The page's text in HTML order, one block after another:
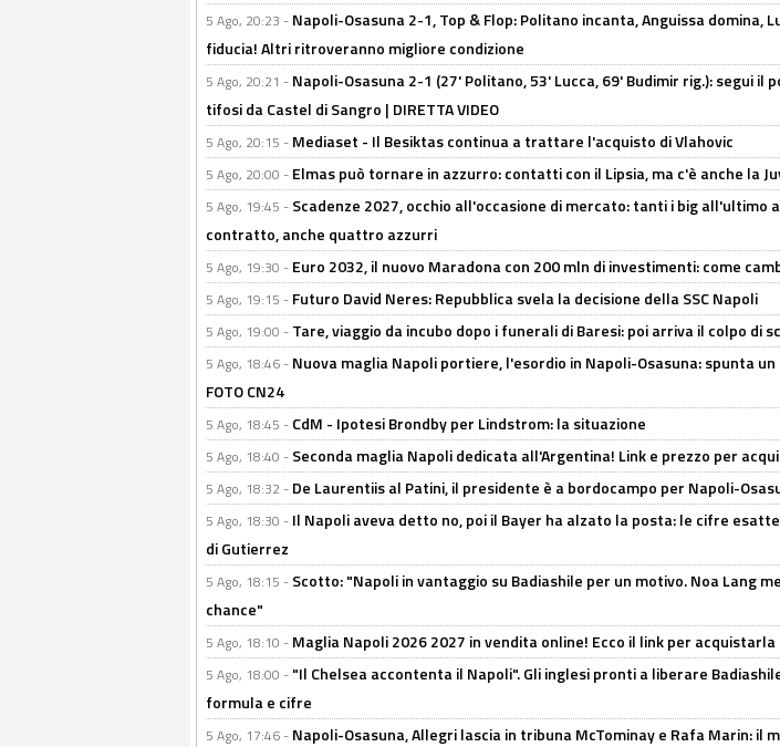
5 Ago, 20:23 - Napoli-Osasuna 2-1, Top & Flop: Politano incanta, Anguissa domina,
fiducia! Altri ritroveranno migliore condizione
5 Ago, 20:21 - Napoli-Osasuna 2-1 (27' Politano, 53' Lucca, 69' Budimir rig.): segui il
tifosi da Castel di Sangro | DIRETTA VIDEO
5 Ago, 20:15 - Mediaset - Il Besiktas continua a trattare l'acquisto di Vlahovic
5 Ago, 20:00 - Elmas può tornare in azzurro: contatti con il Lipsia, ma c'è anche la
5 Ago, 19:45 - Scadenze 2027, occhio all'occasione di mercato: tanti i big all'ultimo
contratto, anche quattro azzurri
5 Ago, 19:30 - Euro 2032, il nuovo Maradona con 200 mln di investimenti: come
5 Ago, 19:15 - Futuro David Neres: Repubblica svela la decisione della SSC Napoli
5 Ago, 19:00 - Tare, viaggio da incubo dopo i funerali di Baresi: poi arriva il colpo di
5 Ago, 18:46 - Nuova maglia Napoli portiere, l'esordio in Napoli-Osasuna: spunta
FOTO CN24
5 Ago, 18:45 - CdM - Ipotesi Brondby per Lindstrom: la situazione
5 Ago, 18:40 - Seconda maglia Napoli dedicata all'Argentina! Link e prezzo per
5 Ago, 18:32 - De Laurentiis al Patini, il presidente è a bordocampo per Napoli-
5 Ago, 18:30 - Il Napoli aveva detto no, poi il Bayer ha alzato la posta: le cifre
di Gutierrez
5 Ago, 18:15 - Scotto: "Napoli in vantaggio su Badiashile per un motivo. Noa Lang
chance"
5 Ago, 18:10 - Maglia Napoli 2026 2027 in vendita online! Ecco il link per acquistarla
5 Ago, 18:00 - "Il Chelsea accontenta il Napoli". Gli inglesi pronti a liberare
formula e cifre
5 Ago, 17:46 - Napoli-Osasuna, Allegri lascia in tribuna McTominay e Rafa Marin: il